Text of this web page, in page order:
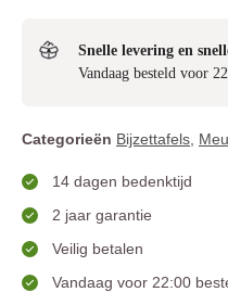
Snelle levering en
Vandaag besteld voor
Categorieën Bijzettafels
14 dagen bedenktijd
2 jaar garantie
Veilig betalen
Vandaag voor 22:00